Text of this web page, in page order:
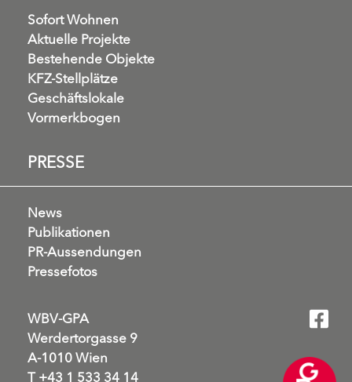
Sofort Wohnen
Aktuelle Projekte
Bestehende Objekte
KFZ-Stellplätze
Geschäftslokale
Vormerkbogen
PRESSE
News
Publikationen
PR-Aussendungen
Pressefotos
WBV-GPA
Werdertorgasse 9
A-1010 Wien
T+43 1 533 34 14